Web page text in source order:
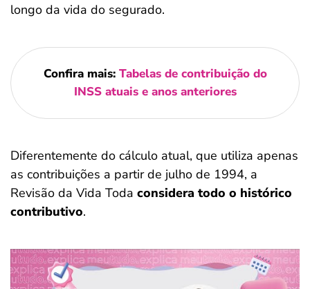
longo da vida do segurado.
Confira mais: Tabelas de contribuição do
INSS atuais e anos anteriores
Diferentemente do cálculo atual, que utiliza apenas
as contribuições a partir de julho de 1994, a
Revisão da Vida Toda considera todo o histórico
contributivo.